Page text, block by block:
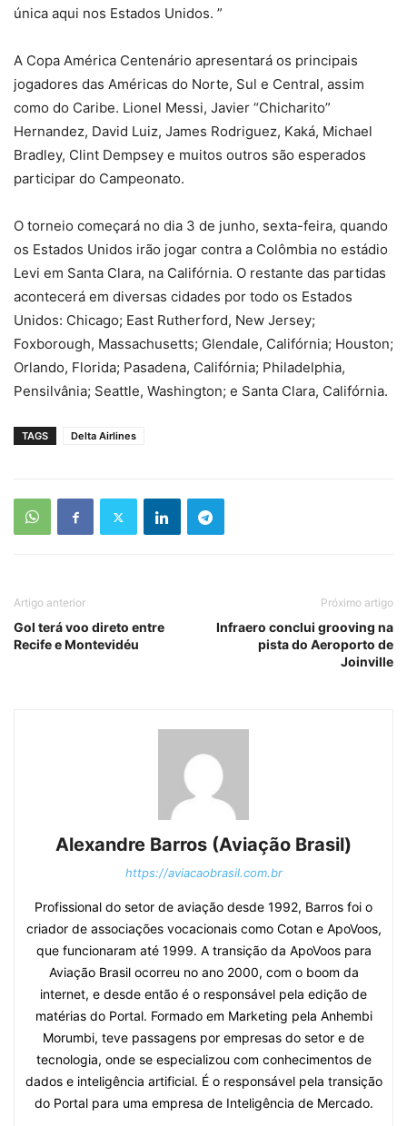
única aqui nos Estados Unidos. ”
A Copa América Centenário apresentará os principais
jogadores das Américas do Norte, Sul e Central, assim
como do Caribe. Lionel Messi, Javier “Chicharito”
Hernandez, David Luiz, James Rodriguez, Kaká, Michael
Bradley, Clint Dempsey e muitos outros são esperados
participar do Campeonato.
O torneio começará no dia 3 de junho, sexta-feira, quando
os Estados Unidos irão jogar contra a Colômbia no estádio
Levi em Santa Clara, na Califórnia. O restante das partidas
acontecerá em diversas cidades por todo os Estados
Unidos: Chicago; East Rutherford, New Jersey;
Foxborough, Massachusetts; Glendale, Califórnia; Houston;
Orlando, Florida; Pasadena, Califórnia; Philadelphia,
Pensilvânia; Seattle, Washington; e Santa Clara, Califórnia.
TAGS Delta Airlines
Artigo anterior
Gol terá voo direto entre
Recife e Montevidéu
Próximo artigo
Infraero conclui grooving na
pista do Aeroporto de
Joinville
Alexandre Barros (Aviação Brasil)
https://aviacaobrasil.com.br
Profissional do setor de aviação desde 1992, Barros foi o
criador de associações vocacionais como Cotan e ApoVoos,
que funcionaram até 1999. A transição da ApoVoos para
Aviação Brasil ocorreu no ano 2000, com o boom da
internet, e desde então é o responsável pela edição de
matérias do Portal. Formado em Marketing pela Anhembi
Morumbi, teve passagens por empresas do setor e de
tecnologia, onde se especializou com conhecimentos de
dados e inteligência artificial. É o responsável pela transição
do Portal para uma empresa de Inteligência de Mercado.